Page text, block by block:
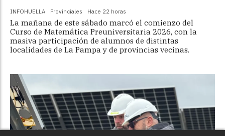
INFOHUELLA Provinciales Hace 22 horas
La mañana de este sábado marcó el comienzo del
Curso de Matemática Preuniversitaria 2026, con la
masiva participación de alumnos de distintas
localidades de La Pampa y de provincias vecinas.